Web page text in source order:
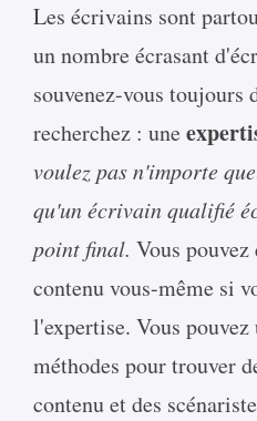
Les écrivains sont
un nombre écrasant
souvenez-vous toujours
recherchez : une
voulez pas n'importe
qu'un écrivain qualifié
point final. Vous
contenu vous-même si
l'expertise. Vous
méthodes pour trouver
contenu et des